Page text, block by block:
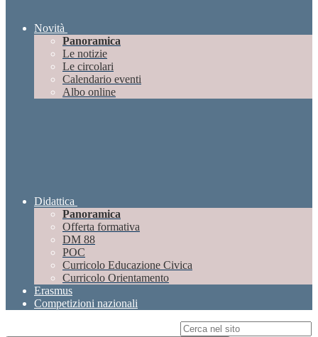
Novità
Panoramica
Le notizie
Le circolari
Calendario eventi
Albo online
Didattica
Panoramica
Offerta formativa
DM 88
POC
Curricolo Educazione Civica
Curricolo Orientamento
Erasmus
Competizioni nazionali